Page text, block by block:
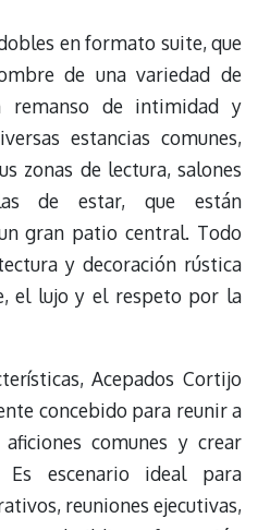
en formato suite, que
de una variedad de
remanso de intimidad y
estancias comunes,
zonas de lectura, salones
de estar, que están
gran patio central. Todo
y decoración rústica
el lujo y el respeto por la
Acepados Cortijo
concebido para reunir a
comunes y crear
escenario ideal para
reuniones ejecutivas,